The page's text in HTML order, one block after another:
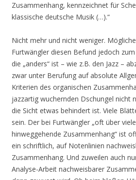
Zusammenhang, kennzeichnet für
klassische deutsche Musik (…).“
Nicht mehr und nicht weniger.
Furtwängler diesen Befund jedoch
die „anders“ ist – wie z.B. den Jazz –
zwar unter Berufung auf absolute
Kriterien des organischen
jazzartig wuchernden Dschungel nicht
die Sicht etwas behindert ist. Viele
sein. Der bei Furtwängler „oft über
hinweggehende Zusammenhang“ ist
ein schriftlich, auf Notenlinien
Zusammenhang. Und zuweilen auch
Analyse-Arbeit nachweisbarer